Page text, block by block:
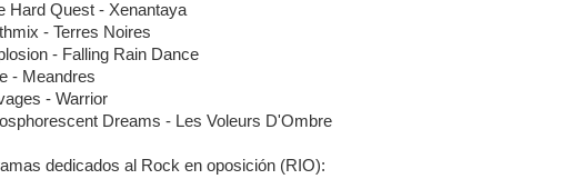
Hard Quest - Xenantaya
- Terres Noires
- Falling Rain Dance
- Meandres
- Warrior
Dreams - Les Voleurs D'Ombre
dedicados al Rock en oposición (RIO):